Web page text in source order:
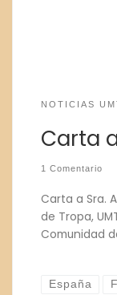
NOTICIAS
Carta
1 Comentario
Carta a Sra.
de Tropa,
Comunidad
España